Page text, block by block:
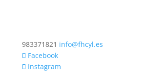
983371821 info@fhcyl.es
Facebook
Instagram